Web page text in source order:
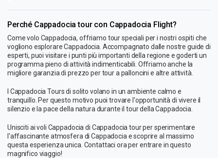
Perché Cappadocia tour con Cappadocia Flight?
Come volo Cappadocia, offriamo tour speciali per i nostri ospiti che
vogliono esplorare Cappadocia. Accompagnato dalle nostre guide di
esperti, puoi visitare i punti più importanti della regione e goderti un
programma pieno di attività indimenticabili. Offriamo anche la
migliore garanzia di prezzo per tour a palloncini e altre attività.
I Cappadocia Tours di solito volano in un ambiente calmo e
tranquillo. Per questo motivo puoi trovare l'opportunità di vivere il
silenzio e la pace della natura durante il tour della Cappadocia.
Unisciti ai voli Cappadocia di Cappadocia tour per sperimentare
l'affascinante atmosfera di Cappadocia e scoprire al massimo
questa esperienza unica. Contattaci ora per entrare in questo
magnifico viaggio!